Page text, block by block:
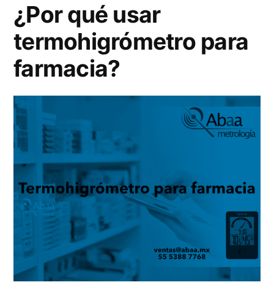
¿Por qué usar
termohigrómetro para
farmacia?